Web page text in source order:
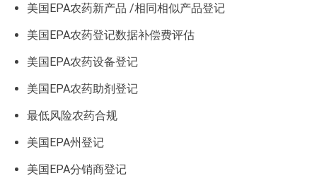
美国EPA农药新产品 /相同相似产品登记
美国EPA农药登记数据补偿费评估
美国EPA农药设备登记
美国EPA农药助剂登记
最低风险农药合规
美国EPA州登记
美国EPA分销商登记